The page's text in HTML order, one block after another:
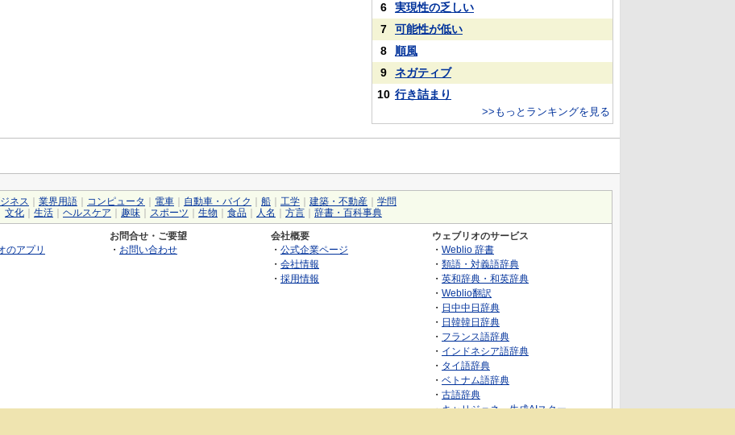
6
実現性の乏しい
7
可能性が低い
8
順風
9
ネガティブ
10 行き詰まり
>>もっとランキングを見る
ジネス 業界用語 コンピュータ 電車 自動車・バイク 船 工学 建築・不動産
学問
文化
生活 ヘルスケア 趣味 スポーツ 生物 食品 人名 方言 辞書・百科事典
のアプリ
お問合せ・ご要望
・ お問い合わせ
会社概要
・ 公式企業ページ
・ 会社情報
・ 採用情報
ウェブリオのサービス
・ Weblio 辞書
・ 類語・対義語辞典
・ 英和辞典・和英辞典
・ Weblio翻訳
・ 日中中日辞典
・ 日韓韓日辞典
・ フランス語辞典
・ インドネシア語辞典
・ タイ語辞典
・ ベトナム語辞典
・ 古語辞典
・キャリジェネ～生成AIスクー